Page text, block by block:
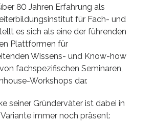
80 Jahren Erfahrung als
für Fach- und
es sich als eine der führenden
Plattformen für
Wissens- und Know-how
fachspezifischen Seminaren,
Workshops dar.
seiner Gründerväter ist dabei in
immer noch präsent: